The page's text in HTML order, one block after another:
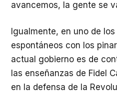
avancemos, la gente se
Igualmente, en uno de
espontáneos con los
actual gobierno es de
las enseñanzas de Fidel
en la defensa de la